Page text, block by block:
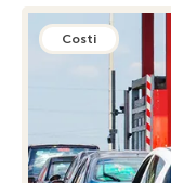
Costi